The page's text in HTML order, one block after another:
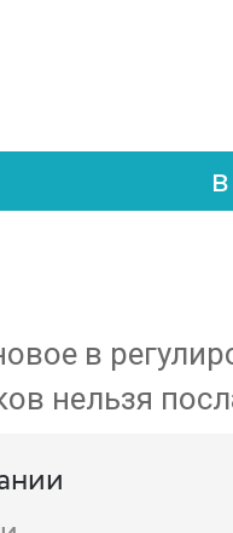
в
нельзя